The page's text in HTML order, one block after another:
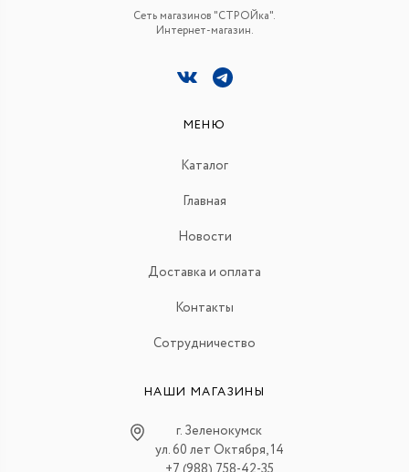
Сеть магазинов "СТРОЙка".
Интернет-магазин.
МЕНЮ
Каталог
Главная
Новости
Доставка и оплата
Контакты
Сотрудничество
НАШИ МАГАЗИНЫ
г. Зеленокумск
ул. 60 лет Октября, 14